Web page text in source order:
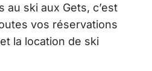
au ski aux Gets, c’est
vos réservations
la location de ski